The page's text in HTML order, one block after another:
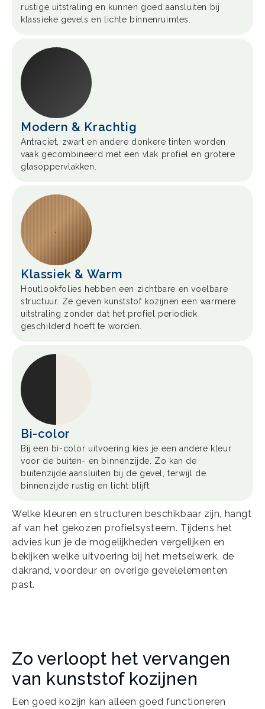
rustige uitstraling en kunnen goed aansluiten bij
klassieke gevels en lichte binnenruimtes.
Modern & Krachtig
Antraciet, zwart en andere donkere tinten worden
vaak gecombineerd met een vlak profiel en grotere
glasoppervlakken.
.
Klassiek & Warm
Houtlookfolies hebben een zichtbare en voelbare
structuur. Ze geven kunststof kozijnen een warmere
uitstraling zonder dat het profiel periodiek
geschilderd hoeft te worden.
Bi-color
Bij een bi-color uitvoering kies je een andere kleur
voor de buiten- en binnenzijde. Zo kan de
buitenzijde aansluiten bij de gevel, terwijl de
binnenzijde rustig en licht blijft.
Welke kleuren en structuren beschikbaar zijn, hangt
af van het gekozen profielsysteem. Tijdens het
advies kun je de mogelijkheden vergelijken en
bekijken welke uitvoering bij het metselwerk, de
dakrand, voordeur en overige gevelelementen
past.
Zo verloopt het vervangen
van kunststof kozijnen
Een goed kozijn kan alleen goed functioneren